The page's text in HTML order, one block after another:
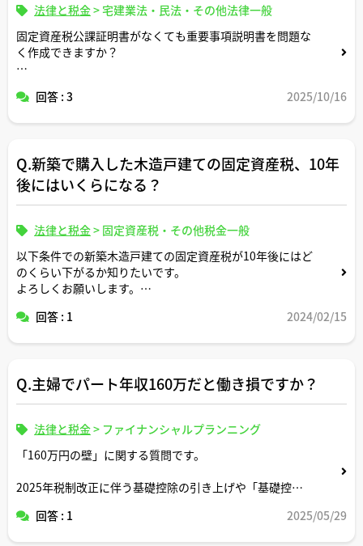
法律と税金>宅建業法・民法・その他法律一般
固定資産税公課証明書がなくても重要事項説明書を問題な
く作成できますか？
回答 : 3 2025/10/16
Q.新築で購入した木造戸建ての固定資産税、10年
後にはいくらになる？
法律と税金> 固定資産税・その他税金一般
以下条件での新築木造戸建ての固定資産税が10年後にはど
のくらい下がるか知りたいです。
よろしくお願いします。
・土地の固定資産税評価額4,500万円
回答 : 1 2024/02/15
Q.主婦でパート年収160万だと働き損ですか？
法律と税金> ファイナンシャルプランニング
「160万円の壁」に関する質問です。
2025年税制改正に伴う基礎控除の引き上げや「基礎控除
回答 : 1 2025/05/29